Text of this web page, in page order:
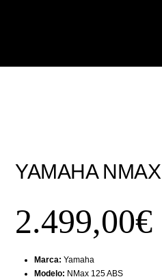
YAMAHA
2.499,00€
Marca: Yamaha
Modelo: NMax 125 ABS